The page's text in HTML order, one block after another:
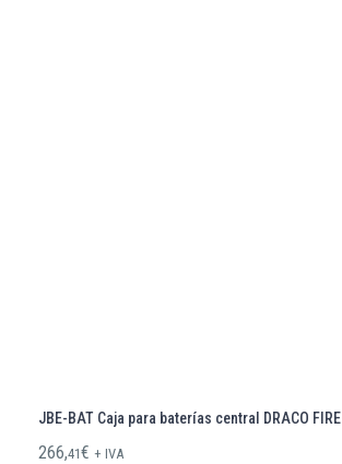
JBE-BAT Caja para baterías central DRACO FIRE
266,41€ + IVA